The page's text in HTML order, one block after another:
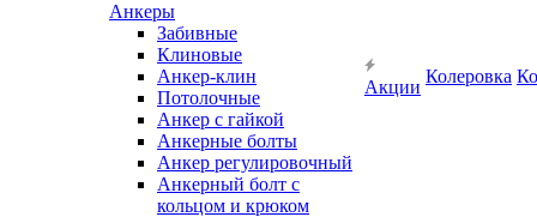
Анкеры
Забивные
Клиновые
Анкер-клин
Потолочные
Анкер с гайкой
Анкерные болты
Анкер регулировочный
Анкерный болт с
кольцом и крюком
Акции
Колеровка